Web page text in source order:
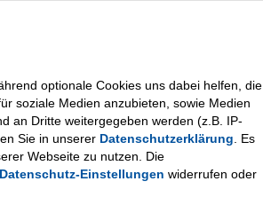
optionale Cookies uns dabei helfen, die
soziale Medien anzubieten, sowie Medien
an Dritte weitergegeben werden (z.B. IP-
Sie in unserer Datenschutzerklärung . Es
Webseite zu nutzen. Die
Einstellungen widerrufen oder